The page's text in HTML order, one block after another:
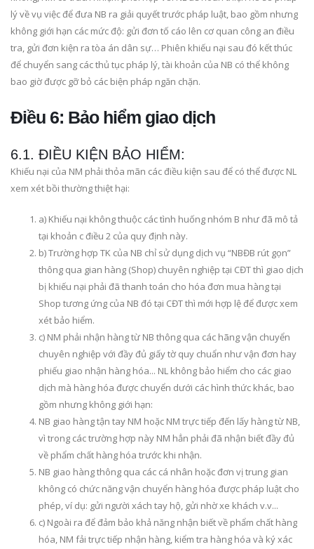
lý về vụ việc để đưa NB ra giải quyết trước pháp luật, bao gồm nhưng
không giới hạn các mức độ: gửi đơn tố cáo lên cơ quan công an điều
tra, gửi đơn kiện ra tòa án dân sự… Phiên khiếu nại sau đó kết thúc
để chuyển sang các thủ tục pháp lý, tài khoản của NB có thể không
bao giờ được gỡ bỏ các biện pháp ngăn chặn.
Điều 6: Bảo hiểm giao dịch
6.1. ĐIỀU KIỆN BẢO HIỂM:
Khiếu nại của NM phải thỏa mãn các điều kiện sau để có thể được NL
xem xét bồi thường thiệt hại:
a) Khiếu nại không thuộc các tình huống nhóm B như đã mô tả
tại khoản c điều 2 của quy định này.
b) Trường hợp TK của NB chỉ sử dụng dịch vụ “NBĐB rút gọn”
thông qua gian hàng (Shop) chuyên nghiệp tại CĐT thì giao dịch
bị khiếu nại phải đã thanh toán cho hóa đơn mua hàng tại
Shop tương ứng của NB đó tại CĐT thì mới hợp lệ để được xem
xét bảo hiểm.
c) NM phải nhận hàng từ NB thông qua các hãng vận chuyển
chuyên nghiệp với đầy đủ giấy tờ quy chuẩn như vận đơn hay
phiếu giao nhận hàng hóa... NL không bảo hiểm cho các giao
dịch mà hàng hóa được chuyển dưới các hình thức khác, bao
gồm nhưng không giới hạn:
NB giao hàng tận tay NM hoặc NM trực tiếp đến lấy hàng từ NB,
vì trong các trường hợp này NM hẳn phải đã nhận biết đầy đủ
về phẩm chất hàng hóa trước khi nhận.
NB giao hàng thông qua các cá nhân hoặc đơn vị trung gian
không có chức năng vận chuyển hàng hóa được pháp luật cho
phép, ví dụ: gửi người xách tay hộ, gửi nhờ xe khách v.v...
c) Ngoài ra để đảm bảo khả năng nhận biết về phẩm chất hàng
hóa, NM fải trực tiếp nhận hàng, kiểm tra hàng hóa và ký xác